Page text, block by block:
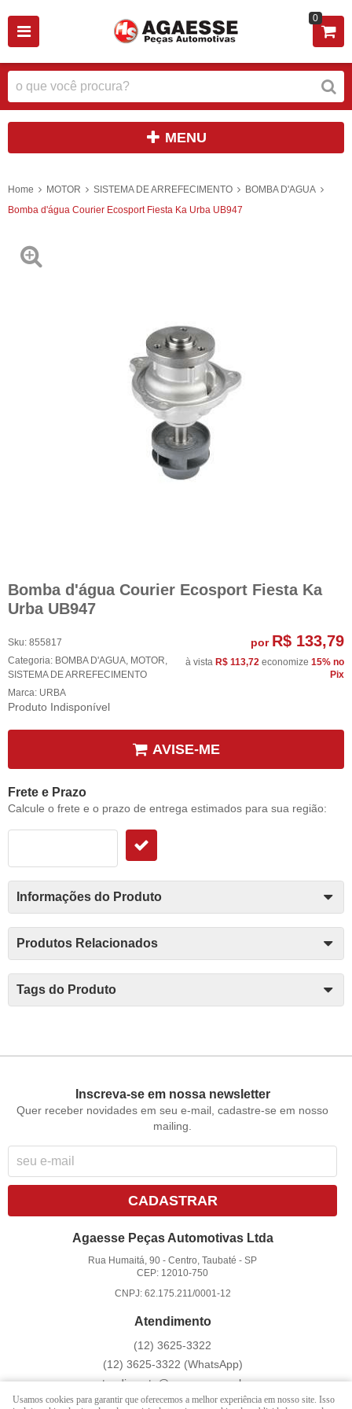
0
MENU
Home MOTOR SISTEMA DE ARREFECIMENTO
BOMBA D'AGUA
Bomba d'água Courier Ecosport Fiesta Ka Urba UB947
Bomba d'água Courier Ecosport Fiesta Ka
Urba UB947
Sku: 855817
Categoria: BOMBA D'AGUA, MOTOR,
SISTEMA DE ARREFECIMENTO
Marca: URBA
Produto Indisponível
por R$ 133,79
à vista R$ 113,72 economize 15% no
Pix
AVISE-ME
Frete e Prazo
Calcule o frete e o prazo de entrega estimados para sua região:
Informações do Produto
Produtos Relacionados
Tags do Produto
Inscreva-se em nossa newsletter
Quer receber novidades em seu e-mail, cadastre-se em nosso
mailing.
CADASTRAR
Agaesse Peças Automotivas Ltda
Rua Humaitá, 90 -Centro, Taubaté -SP
CEP: 12010-750
CNPJ: 62.175.211/0001-12
Atendimento
(12) 3625-3322
(12) 3625-3322 (WhatsApp)
atendimento@agaesse.com.br
Usamos cookies para garantir que oferecemos a melhor experiência em nosso site. Isso